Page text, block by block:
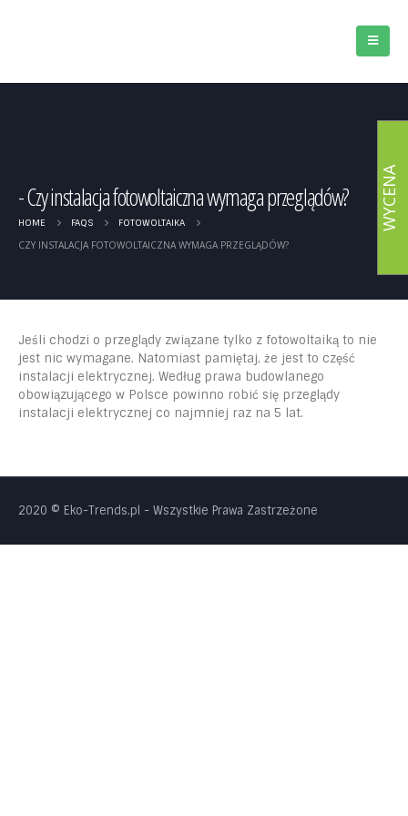
Czy instalacja fotowoltaiczna wymaga przeglądów?
HOME FAQS FOTOWOLTAIKA
CZY INSTALACJA FOTOWOLTAICZNA WYMAGA PRZEGLĄDÓW?
Jeśli chodzi o przeglądy związane tylko z fotowoltaiką to nie
jest nic wymagane. Natomiast pamiętaj, że jest to część
instalacji elektrycznej. Według prawa budowlanego
obowiązującego w Polsce powinno robić się przeglądy
instalacji elektrycznej co najmniej raz na 5 lat.
2020 © Eko-Trends.pl - Wszystkie Prawa Zastrzeżone
WYCENA